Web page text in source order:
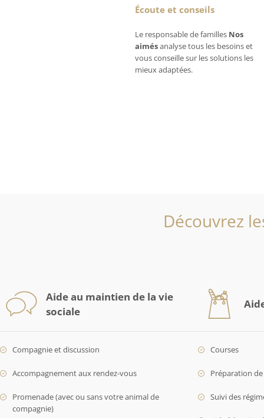
Écoute et conseils
Le responsable de familles Nos
aimésanalyse tous les besoins et
vous conseille sur les solutions les
mieux adaptées.
Découvrez
Aide au maintien de la vie
sociale
Compagnie et discussion
Accompagnement aux rendez-vous
Promenade (avec ou sans votre animal de
compagnie)
Courses
Préparation
Suivi des